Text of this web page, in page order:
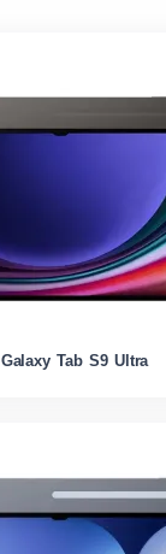
Galaxy Tab S9 Ultra